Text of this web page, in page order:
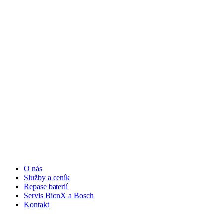
O nás
Služby a ceník
Repase baterií
Servis BionX a Bosch
Kontakt